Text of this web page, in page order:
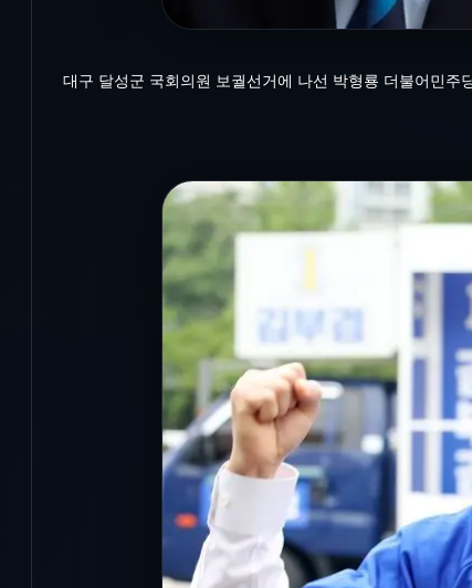
대구 달성군 국회의원 보궐선거에 나선 박형룡 더불어민